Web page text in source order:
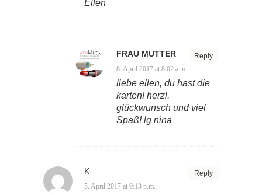
Ellen
Reply
FRAU MUTTER
8. April 2017 at 8:02 a.m.
liebe ellen, du hast die
karten! herzl.
glückwunsch und viel
Spaß! lg nina
Reply
K
5. April 2017 at 9:13 p.m.